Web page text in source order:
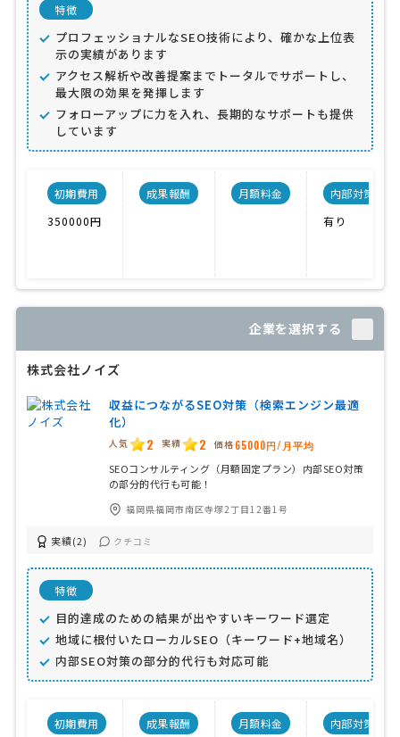
特徴
プロフェッショナルなSEO技術により、確かな上位表
示の実績があります
アクセス解析や改善提案までトータルでサポートし、
最大限の効果を発揮します
フォローアップに力を入れ、長期的なサポートも提供
しています
初期費用
350000円
成果報酬 月額料金
内部対策
有り
企業を選択する
株式会社ノイズ
収益につながるSEO対策（検索エンジン最適
化）
人気 2 実績 2 価格 65000円/月平均
SEOコンサルティング（月額固定プラン）内部SEO対策
の部分的代行も可能！
福岡県福岡市南区寺塚2丁目12番1号
実績(2) クチコミ
特徴
目的達成のための結果が出やすいキーワード選定
地域に根付いたローカルSEO（キーワード+地域名）
内部SEO対策の部分的代行も対応可能
初期費用
成果報酬
月額料金
内部対策